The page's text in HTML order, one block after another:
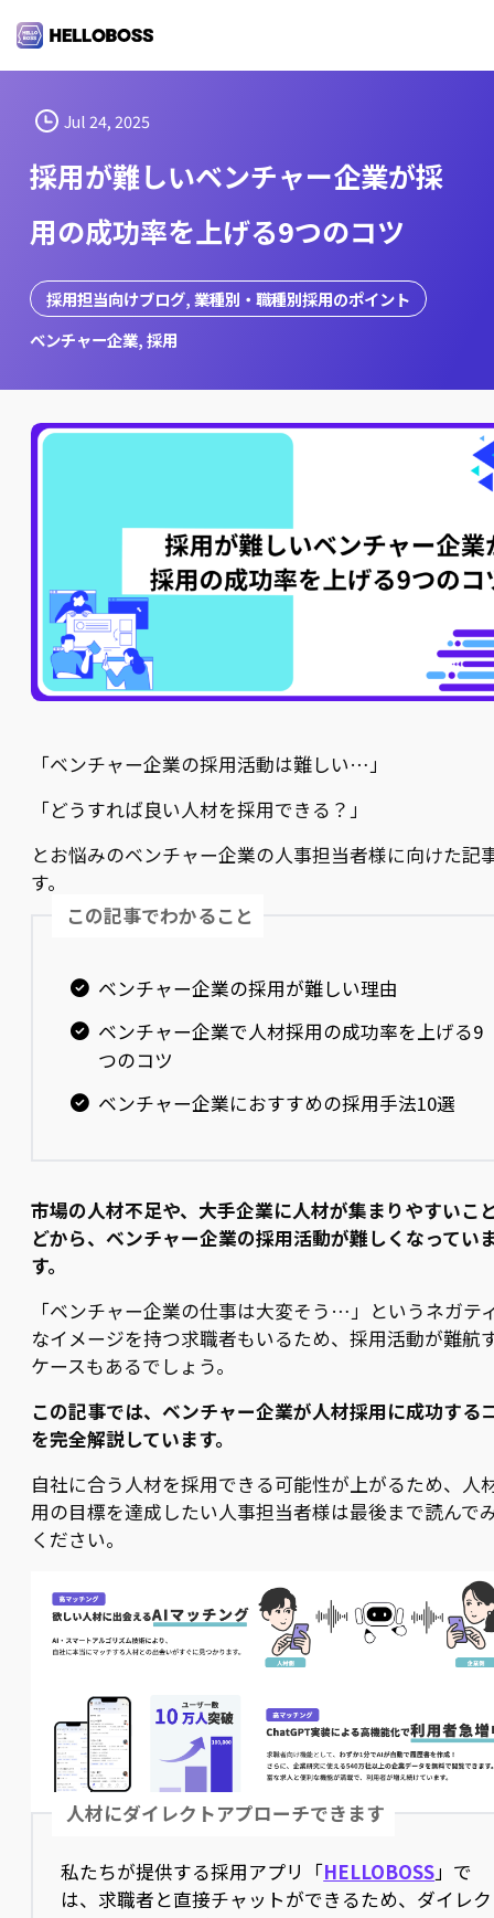
i
Jul 24, 2025
採用が難しいベンチャー企業が採
用の成功率を上げる9つのコツ
採用担当向けブログ, 業種別・職種別採用のポイント
ベンチャー企業, 採用
「ベンチャー企業の採用活動は難しい…」
「どうすれば良い人材を採用できる？」
とお悩みのベンチャー企業の人事担当者様に向けた記
す。
この記事でわかること
ベンチャー企業の採用が難しい理由
ベンチャー企業で人材採用の成功率を上げる9
つのコツ
ベンチャー企業におすすめの採用手法10選
市場の人材不足や、大手企業に人材が集まりやすいこ
どから、ベンチャー企業の採用活動が難しくなってい
す。
「ベンチャー企業の仕事は大変そう…」というネガテ
なイメージを持つ求職者もいるため、採用活動が難航
ケースもあるでしょう。
この記事では、ベンチャー企業が人材採用に成功する
を完全解説しています。
自社に合う人材を採用できる可能性が上がるため、人
用の目標を達成したい人事担当者様は最後まで読んで
ください。
人材にダイレクトアプローチできます
私たちが提供する採用アプリ「HELLOBOSS」で
は、求職者と直接チャットができるため、ダイレク